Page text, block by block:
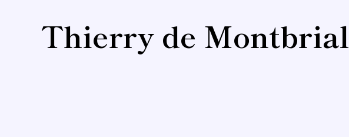
Thierry de Montbrial